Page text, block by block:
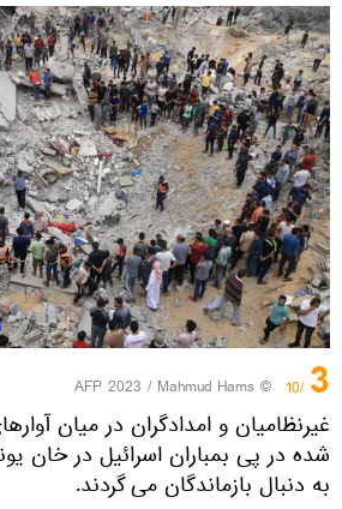
3
/10
© AFP 2023 / Mahmud Hams
غیرنظامیان و امدادگران در میان
شده در پی بمباران اسرائیل در خان
به دنبال بازماندگان می گردند.